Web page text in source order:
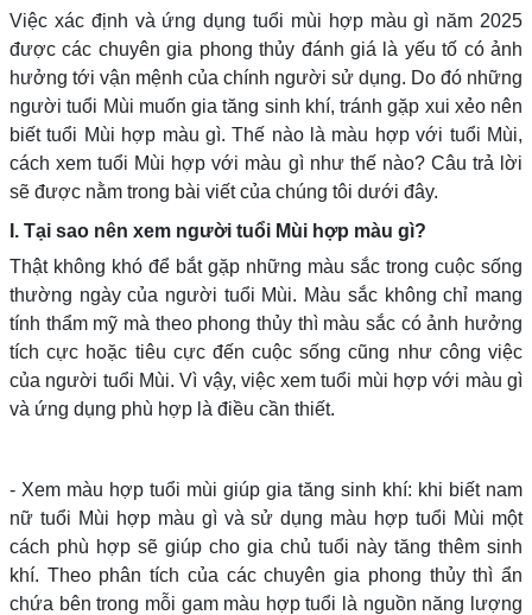
Việc xác định và ứng dụng tuổi mùi hợp màu gì năm 2025
được các chuyên gia phong thủy đánh giá là yếu tố có ảnh
hưởng tới vận mệnh của chính người sử dụng. Do đó những
người tuổi Mùi muốn gia tăng sinh khí, tránh gặp xui xẻo nên
biết tuổi Mùi hợp màu gì. Thế nào là màu hợp với tuổi Mùi,
cách xem tuổi Mùi hợp với màu gì như thế nào? Câu trả lời
sẽ được nằm trong bài viết của chúng tôi dưới đây.
I. Tại sao nên xem người tuổi Mùi hợp màu gì?
Thật không khó để bắt gặp những màu sắc trong cuộc sống
thường ngày của người tuổi Mùi. Màu sắc không chỉ mang
tính thẩm mỹ mà theo phong thủy thì màu sắc có ảnh hưởng
tích cực hoặc tiêu cực đến cuộc sống cũng như công việc
của người tuổi Mùi. Vì vậy, việc xem tuổi mùi hợp với màu gì
và ứng dụng phù hợp là điều cần thiết.
- Xem màu hợp tuổi mùi giúp gia tăng sinh khí: khi biết nam
nữ tuổi Mùi hợp màu gì và sử dụng màu hợp tuổi Mùi một
cách phù hợp sẽ giúp cho gia chủ tuổi này tăng thêm sinh
khí. Theo phân tích của các chuyên gia phong thủy thì ẩn
chứa bên trong mỗi gam màu hợp tuổi là nguồn năng lượng